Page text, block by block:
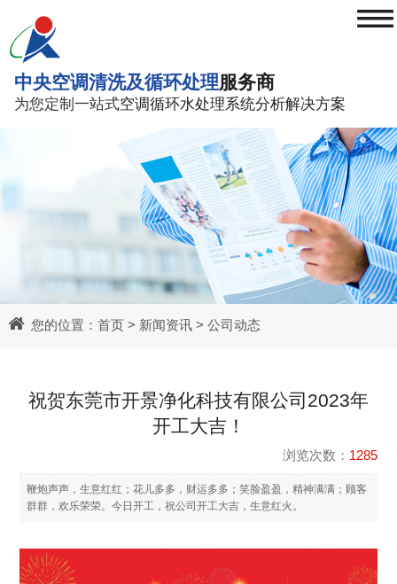
中央空调清洗及循环处理服务商
为您定制一站式空调循环水处理系统分析解决方案
≡
您的位置： 首页> 新闻资讯 > 公司动态
祝贺东莞市开景净化科技有限公司2023年
开工大吉！
浏览次数： 1285
鞭炮声声，生意红红；花儿多多，财运多多；笑脸盈盈，精神满满；顾客
群群，欢乐荣荣。今日开工，祝公司开工大吉，生意红火。